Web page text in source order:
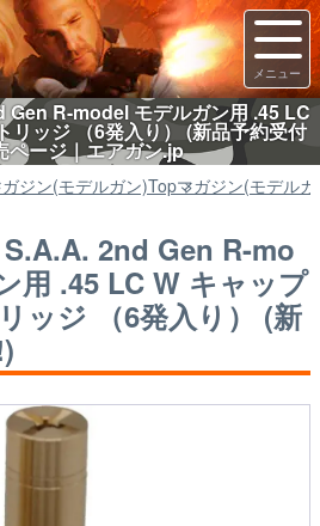
R-model モデルガン用 .45 LC
リッジ （6発入り） (新品予約受付
ページ｜エアガン.jp
ジン(モデルガン)Topマガジン(モデル
2nd Gen R-mo
用 .45 LC W キャップ
ッジ （6発入り） (新